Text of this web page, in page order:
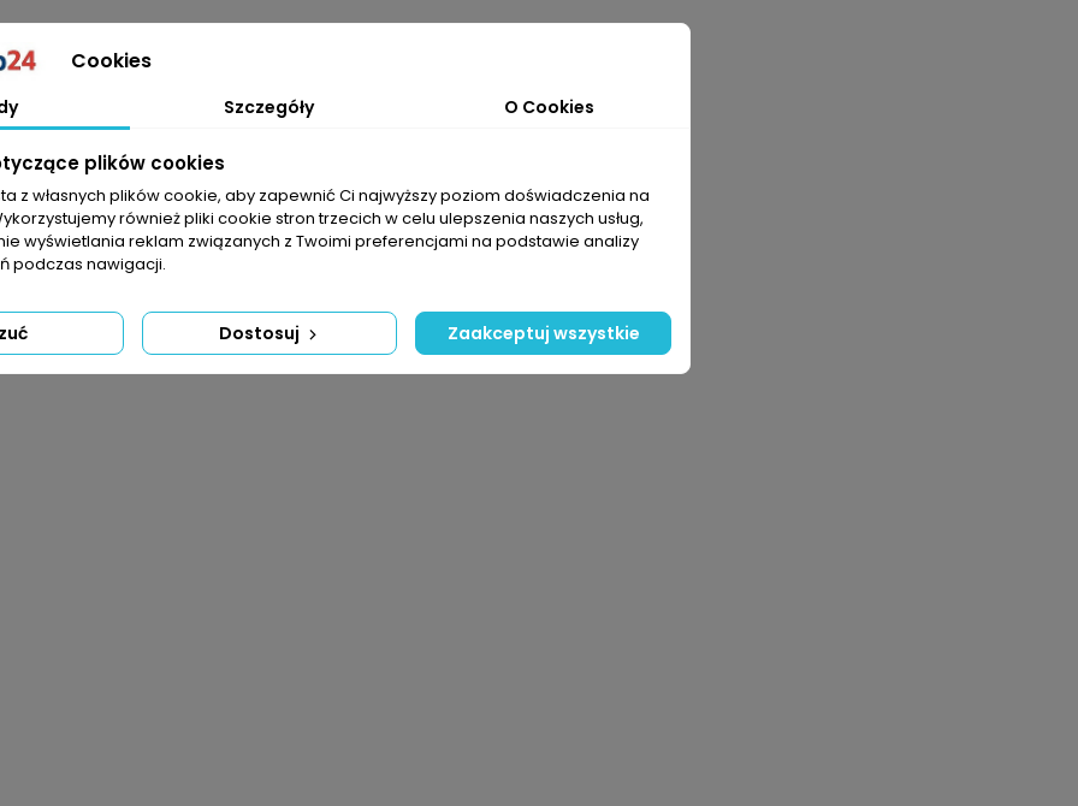
Cookies
Szczegóły O Cookies
plików cookies
z własnych plików cookie, aby zapewnić Ci najwyższy poziom doświadczenia na
również pliki cookie stron trzecich w celu ulepszenia naszych usług,
wyświetlania reklam związanych z Twoimi preferencjami na podstawie analizy
podczas nawigacji.
Dostosuj Zaakceptuj wszystkie